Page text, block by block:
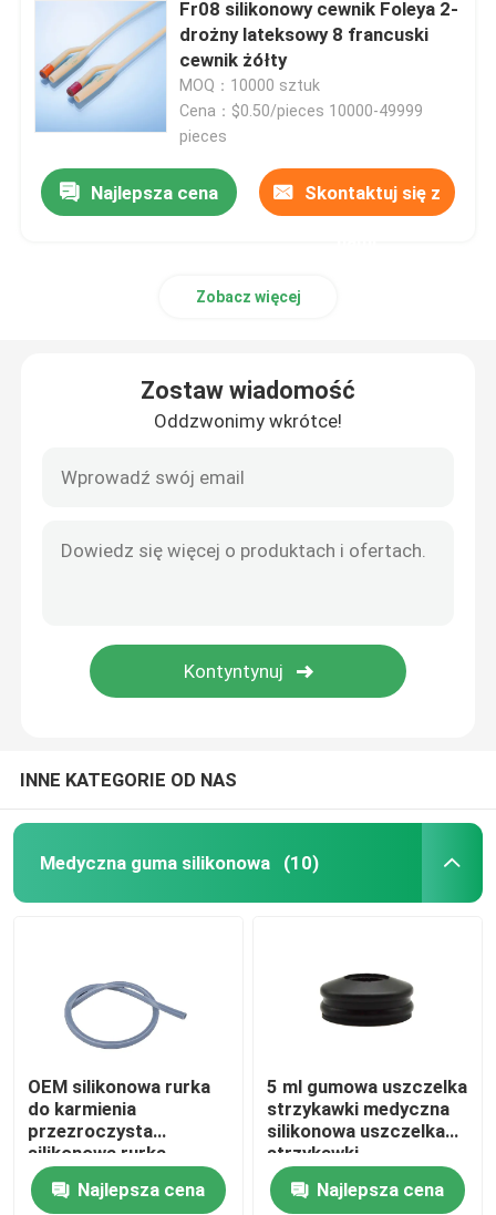
Akcesoria do strzykawek
Akcesoria do pobierania krwi
Korek z gumy butylowej
Rurka silikonowa medyczna
Rurka drenażowa
Akcesoria do cewników moczowych
Akcesoria do infuzji
Fr08 silikonowy cewnik Foleya 2-
drożny lateksowy 8 francuski
cewnik żółty
MOQ：10000 sztuk
Cena：$0.50/pieces 10000-49999
pieces
Najlepsza cena Skontaktuj się z
Zobacz więcej
Zostaw wiadomość
Oddzwonimy wkrótce!
INNE KATEGORIE OD NAS
Medyczna guma silikonowa (10)
OEM silikonowa rurka
do karmienia
przezroczysta
silikonowa rurka
żołądkowa
Najlepsza cena
5 ml gumowa uszczelka
strzykawki medyczna
silikonowa uszczelka
strzykawki
Najlepsza cena